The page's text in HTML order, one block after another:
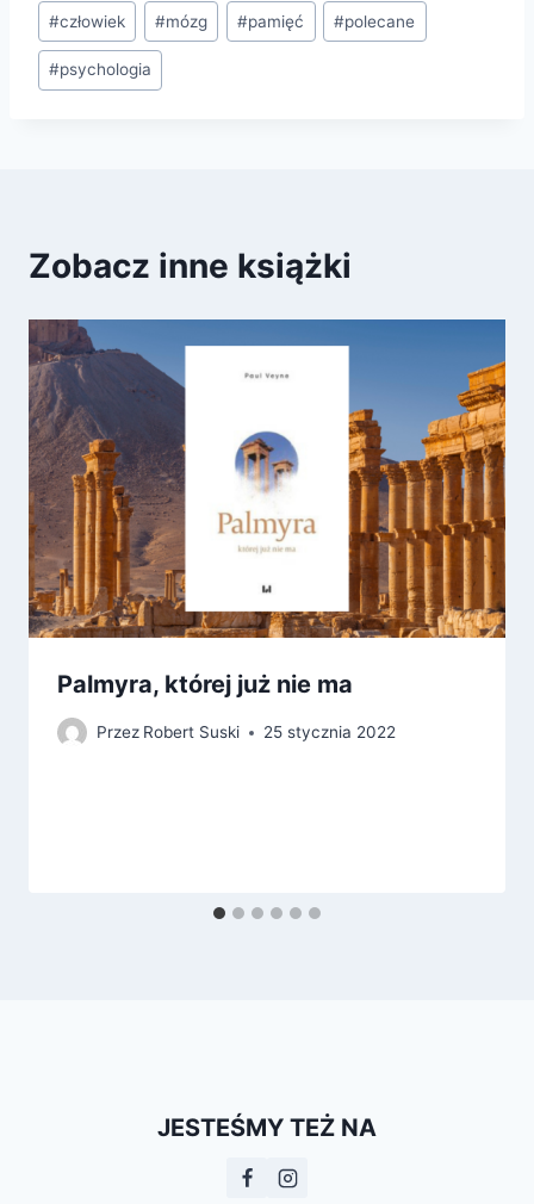
Tagi
wpisu:
#człowiek #mózg #pamięć #polecane
#psychologia
Zobacz inne książki
Palmyra, której już nie ma
Przez Robert Suski 25 stycznia 2022
JESTEŚMY TEŻ NA